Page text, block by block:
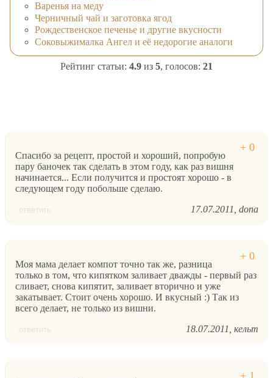
Варенья на меду
Черничный чай и заготовка ягод
Рождественское печенье и другие вкусности
Соковыжималка Ангел и её недорогие аналоги
Рейтинг статьи: 4.9 из 5, голосов: 21
Спасибо за рецепт, простой и хороший, попробую
пару баночек так сделать в этом году, как раз вишня
начинается... Если получится и простоят хорошо - в
следующем году побольше сделаю.
ответить 17.07.2011 dona
Моя мама делает компот точно так же, разница
только в том, что кипятком заливает дважды - первый раз
сливает, снова кипятит, заливает вторично и уже
закатывает. Стоит очень хорошо. И вкусный :) Так из
всего делает, не только из вишни.
ответить 18.07.2011 кельт